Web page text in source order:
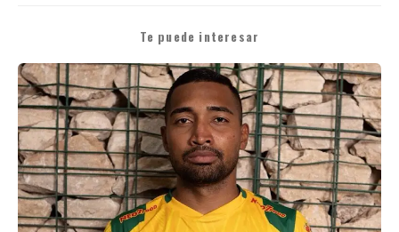
Te puede interesar